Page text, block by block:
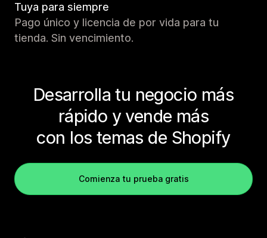
Tuya para siempre
Pago único y licencia de por vida para tu
tienda. Sin vencimiento.
Desarrolla tu negocio más
rápido y vende más
con los temas de Shopify
Comienza tu prueba gratis